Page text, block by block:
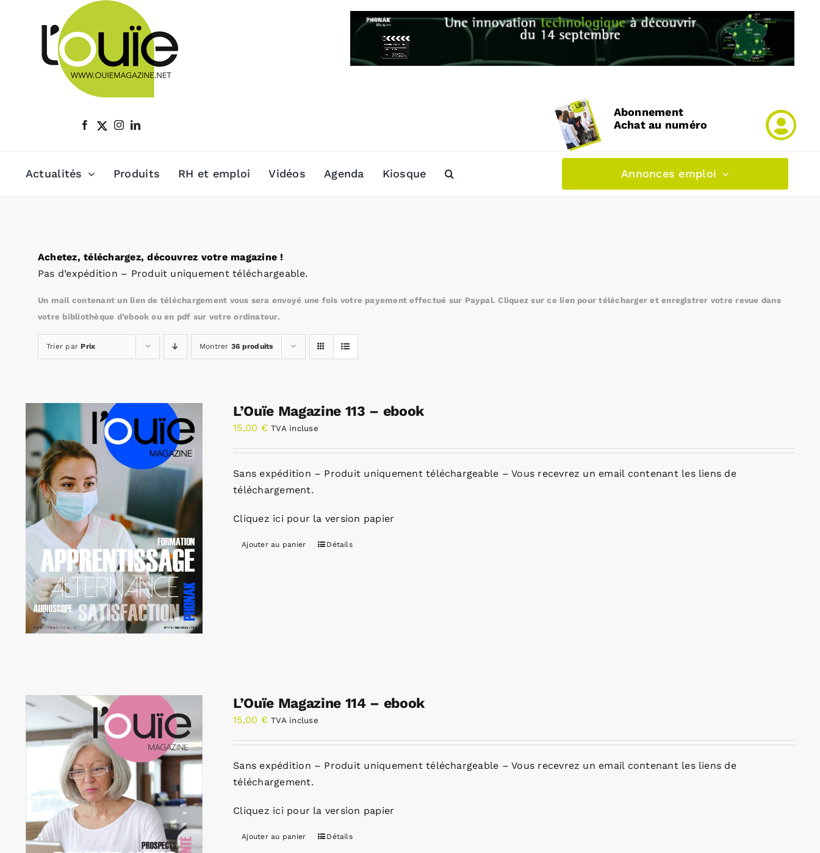
Abonnement
Achat au numéro
Actualités Produits RH et emploi Vidéos Agenda Kiosque Annonces emploi
Achetez, téléchargez, découvrez votre magazine !
Pas d’expédition – Produit uniquement téléchargeable.
Un mail contenant un lien de téléchargement vous sera envoyé une fois votre payement effectué sur Paypal. Cliquez sur ce lien pour télécharger et enregistrer votre revue dans
votre bibliothèque d’ebook ou en pdf sur votre ordinateur.
Trier parPrix Montrer 36 produits
L’Ouïe Magazine 113 – ebook
15,00 € TVA incluse
Sans expédition – Produit uniquement téléchargeable – Vous recevrez un email contenant les liens de
téléchargement.
Cliquez ici pour la version papier
Ajouter au panier Détails
L’Ouïe Magazine 114 – ebook
15,00 € TVA incluse
Sans expédition – Produit uniquement téléchargeable – Vous recevrez un email contenant les liens de
téléchargement.
Cliquez ici pour la version papier
Ajouter au panier Détails